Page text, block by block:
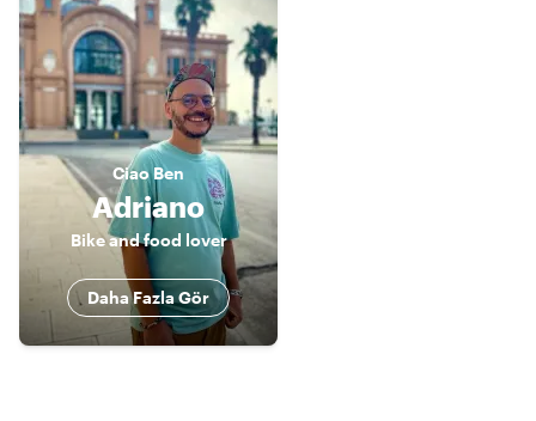
CiaoBen
Adriano
Bike and food lover
Daha Fazla Gör